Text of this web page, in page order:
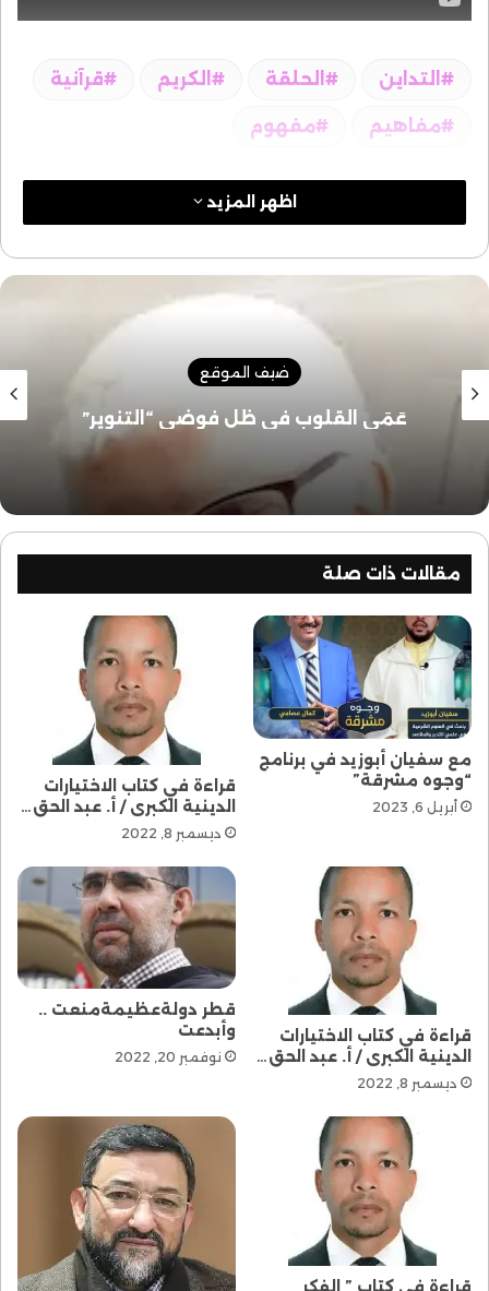
التداين الحلقة الكريم قرآنية
مفاهيم مفهوم
اظهر المزيد
ضيف الموقع
عَمَى القلوب في ظل فوضى “التنوير”
مقالات ذات صلة
مع سفيان أبوزيد في برنامج
“وجوه مشرقة”
أبريل 6, 2023
قراءة في كتاب الاختيارات
الدينية الكبرى / أ. عبد الحق…
ديسمبر 8, 2022
قراءة في كتاب الاختيارات
الدينية الكبرى / أ. عبد الحق…
ديسمبر 8, 2022
قطر دولةعظيمةمنعت ..
وأبدعت
نوفمبر 20, 2022
قراءة في كتاب ” الفكر